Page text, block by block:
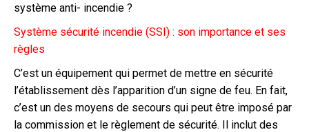
système anti- incendie ?
Système sécurité incendie (SSI) : son importance et ses
règles
C’est un équipement qui permet de mettre en sécurité
l’établissement dès l’apparition d’un signe de feu. En fait,
c’est un des moyens de secours qui peut être imposé par
la commission et le règlement de sécurité. Il inclut des